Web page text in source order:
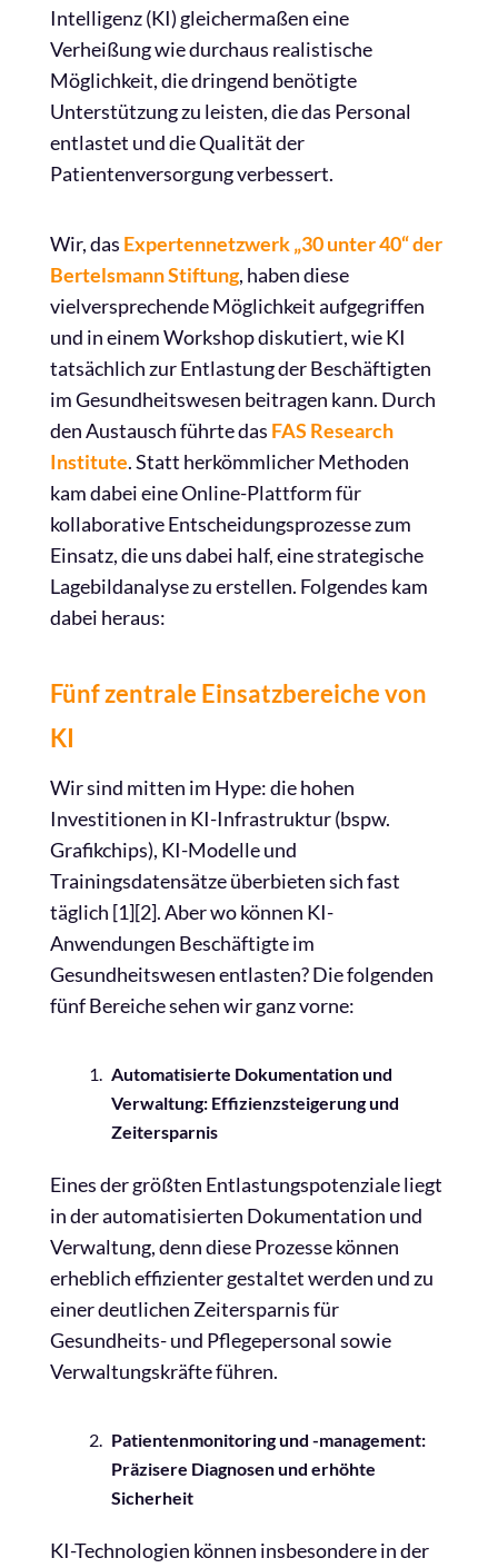
Intelligenz (KI) gleichermaßen eine
Verheißung wie durchaus realistische
Möglichkeit, die dringend benötigte
Unterstützung zu leisten, die das Personal
entlastet und die Qualität der
Patientenversorgung verbessert.
Wir, das Expertennetzwerk „30 unter 40“ der
Bertelsmann Stiftung, haben diese
vielversprechende Möglichkeit aufgegriffen
und in einem Workshop diskutiert, wie KI
tatsächlich zur Entlastung der Beschäftigten
im Gesundheitswesen beitragen kann. Durch
den Austausch führte das FAS Research
Institute. Statt herkömmlicher Methoden
kam dabei eine Online-Plattform für
kollaborative Entscheidungsprozesse zum
Einsatz, die uns dabei half, eine strategische
Lagebildanalyse zu erstellen. Folgendes kam
dabei heraus:
Fünf zentrale Einsatzbereiche von
KI
Wir sind mitten im Hype: die hohen
Investitionen in KI-Infrastruktur (bspw.
Grafikchips), KI-Modelle und
Trainingsdatensätze überbieten sich fast
täglich [1][2]. Aber wo können KI-
Anwendungen Beschäftigte im
Gesundheitswesen entlasten? Die folgenden
fünf Bereiche sehen wir ganz vorne:
Automatisierte Dokumentation und
Verwaltung: Effizienzsteigerung und
Zeitersparnis
Eines der größten Entlastungspotenziale liegt
in der automatisierten Dokumentation und
Verwaltung, denn diese Prozesse können
erheblich effizienter gestaltet werden und zu
einer deutlichen Zeitersparnis für
Gesundheits- und Pflegepersonal sowie
Verwaltungskräfte führen.
Patientenmonitoring und -management:
Präzisere Diagnosen und erhöhte
Sicherheit
KI-Technologien können insbesondere in der